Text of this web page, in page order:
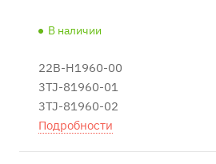
В наличии
22B-H1960-00
3TJ-81960-01
3TJ-81960-02
Подробности